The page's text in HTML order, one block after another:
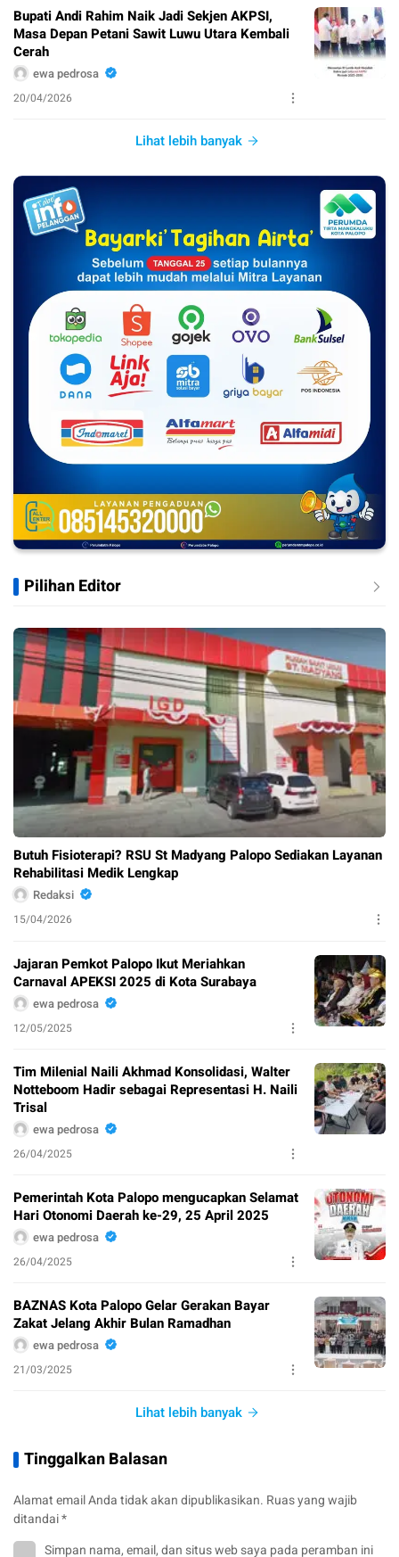
Bupati Andi Rahim Naik Jadi Sekjen AKPSI,
Masa Depan Petani Sawit Luwu Utara Kembali
Cerah
ewa pedrosa
20/04/2026
Lihat lebih banyak
Pilihan Editor
Butuh Fisioterapi? RSU St Madyang Palopo Sediakan Layanan
Rehabilitasi Medik Lengkap
Redaksi
15/04/2026
Jajaran Pemkot Palopo Ikut Meriahkan
Carnaval APEKSI 2025 di Kota Surabaya
ewa pedrosa
12/05/2025
Tim Milenial Naili Akhmad Konsolidasi, Walter
Notteboom Hadir sebagai Representasi H. Naili
Trisal
ewa pedrosa
26/04/2025
Pemerintah Kota Palopo mengucapkan Selamat
Hari Otonomi Daerah ke-29, 25 April 2025
ewa pedrosa
26/04/2025
BAZNAS Kota Palopo Gelar Gerakan Bayar
Zakat Jelang Akhir Bulan Ramadhan
ewa pedrosa
21/03/2025
Lihat lebih banyak
Tinggalkan Balasan
Alamat email Anda tidak akan dipublikasikan. Ruas yang wajib
ditandai*
Simpan nama, email, dan situs web saya pada peramban ini